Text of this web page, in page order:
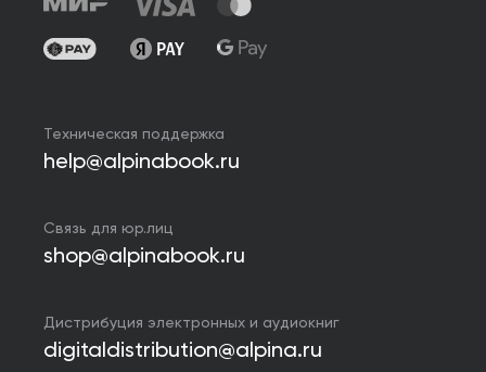
Техническая поддержка
help@alpinabook.ru
Связь для юр.лиц
shop@alpinabook.ru
Дистрибуция электронных и аудиокниг
digitaldistribution@alpina.ru